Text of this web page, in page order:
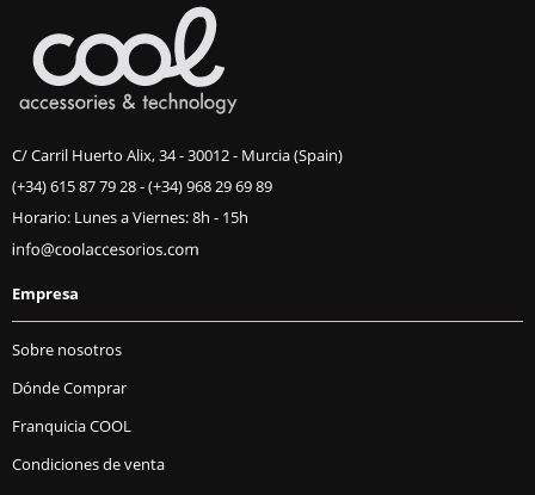
C/ Carril Huerto Alix, 34 - 30012 - Murcia (Spain)
(+34) 615 87 79 28-(+34) 968 29 69 89
Horario: Lunes a Viernes: 8h - 15h
Empresa
Sobre nosotros
Dónde Comprar
Franquicia COOL
Condiciones de venta